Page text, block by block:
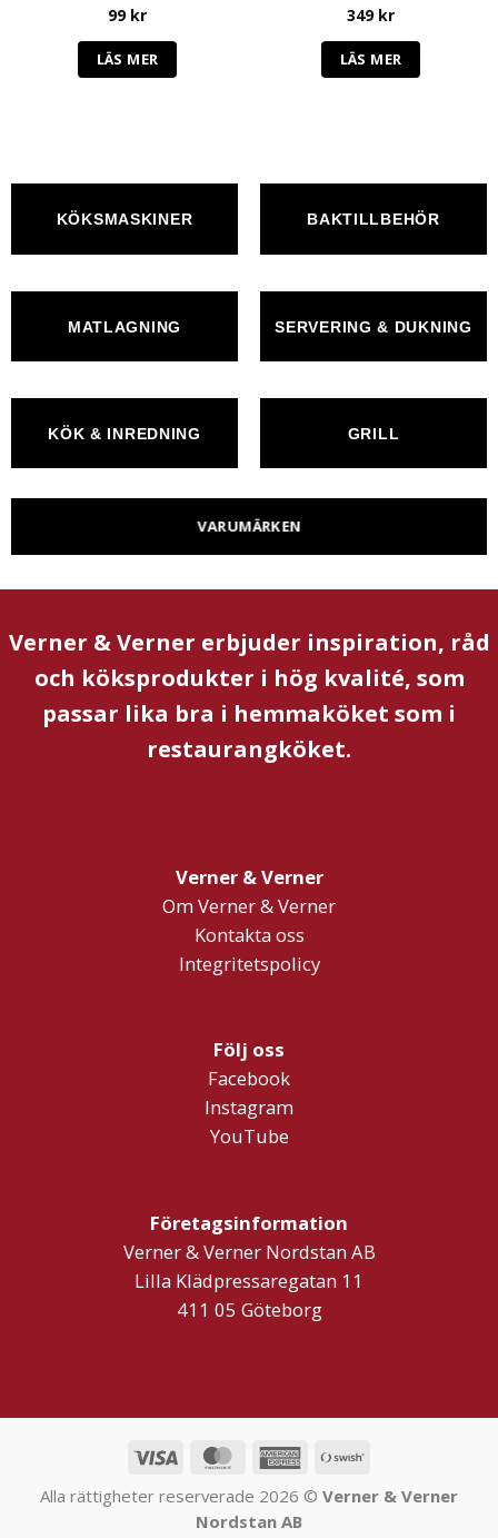
99 kr
LÄS MER
349 kr
LÄS MER
KÖKSMASKINER BAKTILLBEHÖR
MATLAGNING SERVERING & DUKNING
KÖK & INREDNING GRILL
VARUMÄRKEN
Verner & Verner erbjuder inspiration, råd
och köksprodukter i hög kvalité, som
passar lika bra i hemmaköket som i
restaurangköket.
Verner & Verner
Om Verner & Verner
Kontakta oss
Integritetspolicy
Följ oss
Facebook
Instagram
YouTube
Företagsinformation
Verner & Verner Nordstan AB
Lilla Klädpressaregatan 11
411 05 Göteborg
Visa MasterCardAmericanSwish
Alla rättigheter reserverade 2026 © Verner & Verner
Nordstan AB